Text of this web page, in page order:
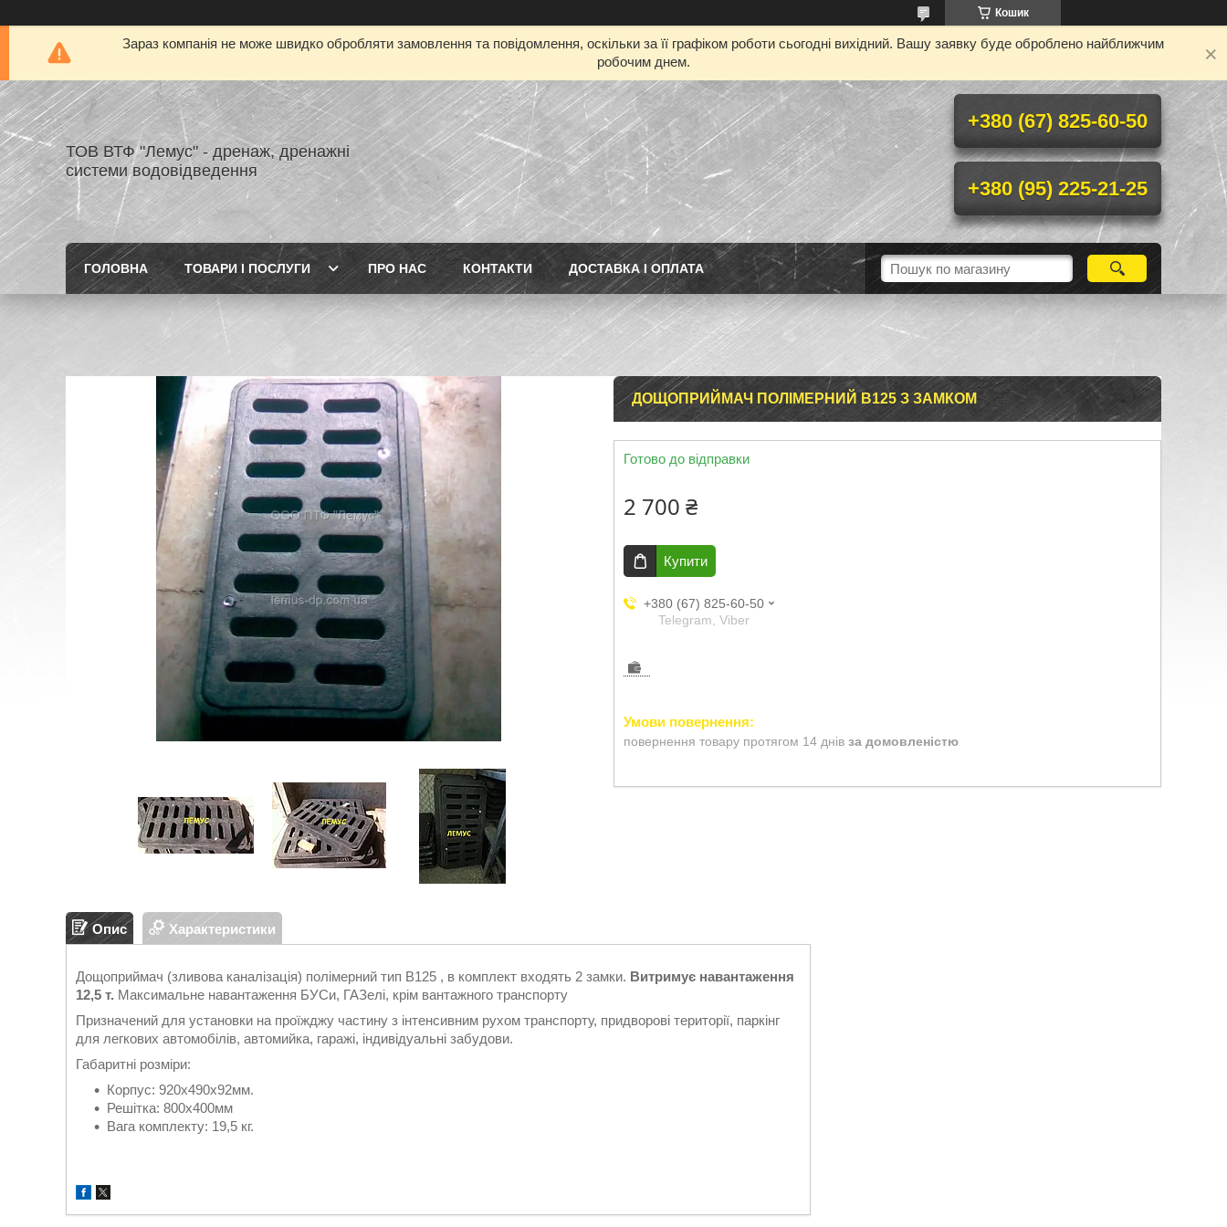
Кошик
Зараз компанія не може швидко обробляти замовлення та повідомлення, оскільки за її графіком роботи сьогодні вихідний. Вашу заявку буде оброблено найближчим
робочим днем.
ТОВ ВТФ "Лемус" - дренаж, дренажні
системи водовідведення
+380 (67) 825-60-50
+380 (95) 225-21-25
ГОЛОВНА ТОВАРИ І ПОСЛУГИ ПРО НАС КОНТАКТИ ДОСТАВКА І ОПЛАТА
ДОЩОПРИЙМАЧ ПОЛІМЕРНИЙ В125 З ЗАМКОМ
Готово до відправки
2 700 ₴
Купити
+380 (67) 825-60-50
Telegram, Viber
повернення товару протягом 14 днів за домовленістю
Опис Характеристики
Дощоприймач (зливова каналізація) полімерний тип В125 , в комплект входять 2 замки. Витримує навантаження
12,5 т. Максимальне навантаження БУСи, ГАЗелі, крім вантажного транспорту
Призначений для установки на проїжджу частину з інтенсивним рухом транспорту, придворові території, паркінг
для легкових автомобілів, автомийка, гаражі, індивідуальні забудови.
Габаритні розміри:
Корпус: 920х490х92мм.
Решітка: 800х400мм
Вага комплекту: 19,5 кг.